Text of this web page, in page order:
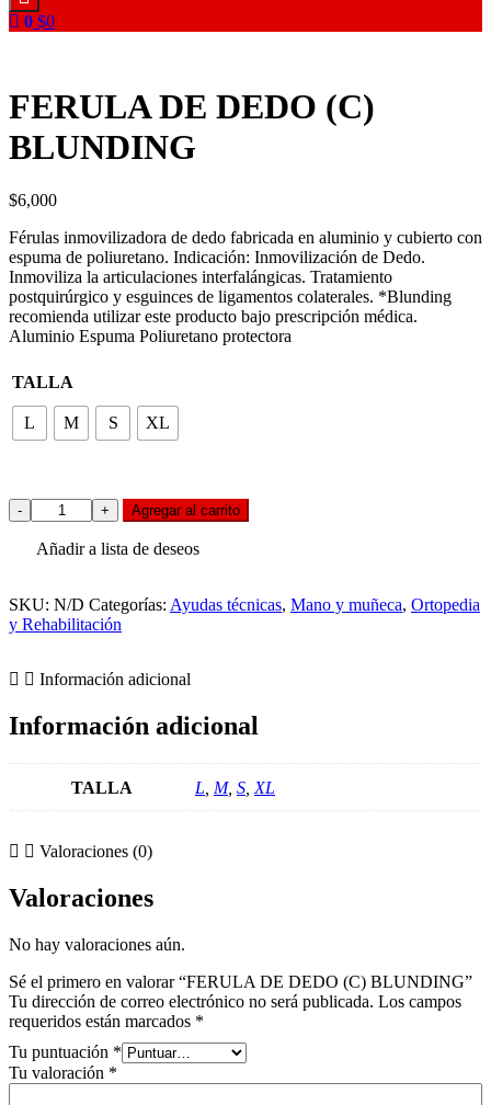
0 $0
FERULA DE DEDO (C)
BLUNDING
$6,000
Férulas inmovilizadora de dedo fabricada en aluminio y cubierto con
espuma de poliuretano. Indicación: Inmovilización de Dedo.
Inmoviliza la articulaciones interfalángicas. Tratamiento
postquirúrgico y esguinces de ligamentos colaterales. *Blunding
recomienda utilizar este producto bajo prescripción médica.
Aluminio Espuma Poliuretano protectora
TALLA
L M S XL
FERULA
DE
DEDO
quantity
Agregar al carrito
Añadir a lista de deseos
SKU: N/D Categorías: Ayudas técnicas, Mano y muñeca, Ortopedia
y Rehabilitación
Información adicional
Información adicional
TALLA L M, S XL
Valoraciones (0)
Valoraciones
No hay valoraciones aún.
Sé el primero en valorar “FERULA DE DEDO (C) BLUNDING”
Tu dirección de correo electrónico no será publicada. Los campos
requeridos están marcados *
Tu puntuación *
Tu valoración *